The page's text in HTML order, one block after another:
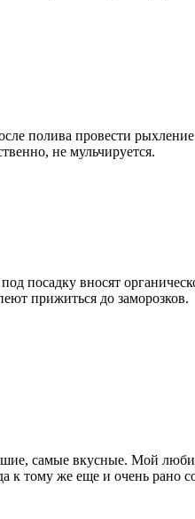
полива провести
не мульчируется.
посадку вносят
прижиться до заморозков.
самые вкусные. Мой
к тому же еще и очень рано